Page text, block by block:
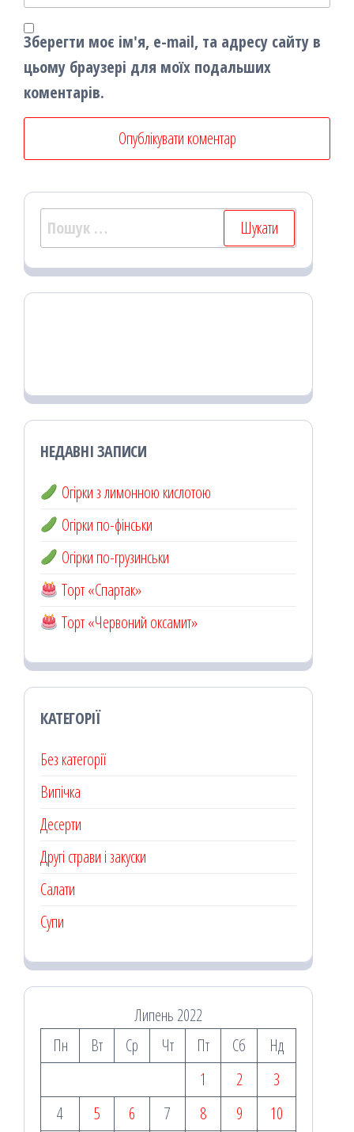
Зберегти моє ім'я, e-mail, та адресу сайту в
цьому браузері для моїх подальших
коментарів.
Пошук:
НЕДАВНІ ЗАПИСИ
Огірки з лимонною кислотою
Огірки по-фінськи
Огірки по-грузинськи
Торт «Спартак»
Торт «Червоний оксамит»
КАТЕГОРІЇ
Без категорії
Випічка
Десерти
Другі страви і закуски
Салати
Супи
Липень 2022
Пн
Вт Ср Чт Пт Сб
Нд
1
2
3
4
5 6 7 8 9 10